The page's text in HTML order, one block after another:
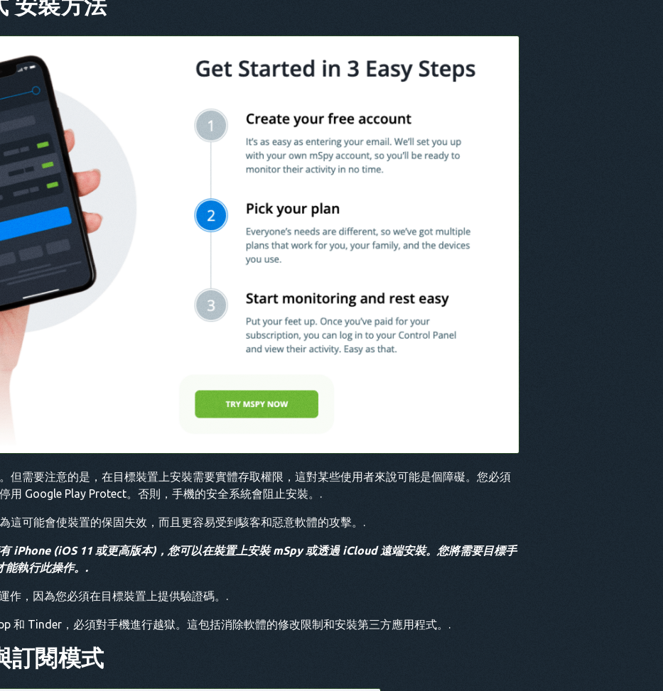
但需要注意的是，在目標裝置上安裝需要實體存取權限，這對某些使用者來說可能是個障礙。您必須
用 Google Play Protect。否則，手機的安全系統會阻止安裝。.
這可能會使裝置的保固失效，而且更容易受到駭客和惡意軟體的攻擊。.
iPhone (iOS 11 或更高版本)，您可以在裝置上安裝 mSpy 或透過 iCloud 遠端安裝。您將需要目標手
能執行此操作。.
作，因為您必須在目標裝置上提供驗證碼。.
和 Tinder，必須對手機進行越獄。這包括消除軟體的修改限制和安裝第三方應用程式。.
訂閱模式